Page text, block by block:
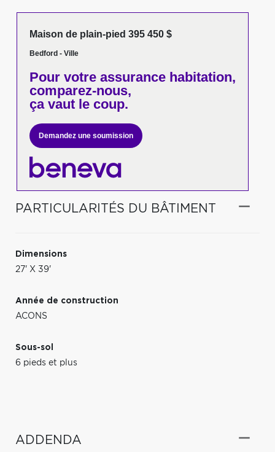
Maison de plain-pied 395 450 $
Bedford - Ville
Pour votreassurance habitation,
comparez-nous,
ça vaut le coup.
Demandez une soumission
PARTICULARITÉS DU BÂTIMENT
Dimensions
27' X 39'
Année de construction
ACONS
Sous-sol
6 pieds et plus
ADDENDA